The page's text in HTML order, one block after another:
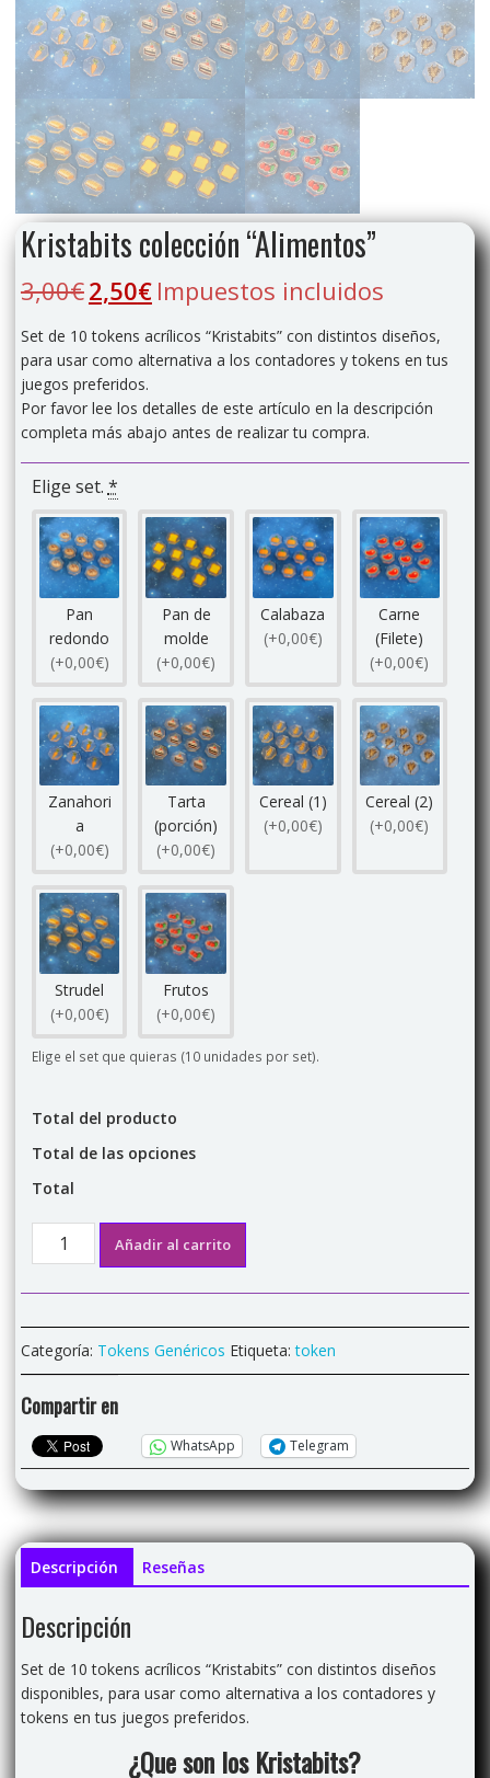
Kristabits colección “Alimentos”
3,00€ El
original
era:
3,00€.
2,50€El
actual
es:
Impuestos incluidos
Set de 10 tokens acrílicos “Kristabits” con distintos diseños,
para usar como alternativa a los contadores y tokens en tus
juegos preferidos.
Por favor lee los detalles de este artículo en la descripción
completa más abajo antes de realizar tu compra.
Elige set. *
Pan
redondo
(+0,00€)
Pan de
molde
(+0,00€)
Calabaza
(+0,00€)
Carne
(Filete)
(+0,00€)
Zanahori
a
(+0,00€)
Tarta
(porción)
(+0,00€)
Cereal (1)
(+0,00€)
Cereal (2)
(+0,00€)
Strudel
(+0,00€)
Frutos
(+0,00€)
Elige el set que quieras (10 unidades por set).
Total del producto
Total de las opciones
Total
Kristabits
colección
Añadir al carrito
Categoría: Tokens Genéricos Etiqueta:token
Compartir en
WhatsApp Telegram
Descripción Reseñas
Descripción
Set de 10 tokens acrílicos “Kristabits” con distintos diseños
disponibles, para usar como alternativa a los contadores y
tokens en tus juegos preferidos.
¿Que son los Kristabits?